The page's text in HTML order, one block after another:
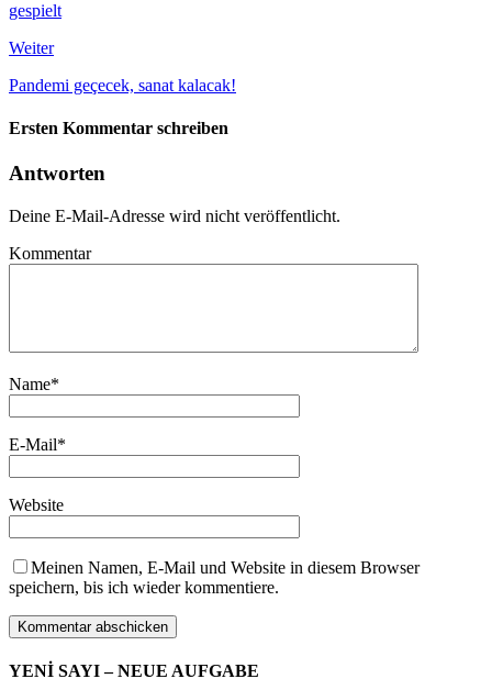
gespielt
Weiter
Pandemi geçecek, sanat kalacak!
Ersten Kommentar schreiben
Antworten
Deine E-Mail-Adresse wird nicht veröffentlicht.
Kommentar
Name*
E-Mail*
Website
Meinen Namen, E-Mail und Website in diesem Browser
speichern, bis ich wieder kommentiere.
YENİ SAYI – NEUE AUFGABE